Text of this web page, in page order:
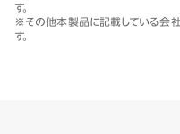
す。
※ その他本製品に記載している会
す。